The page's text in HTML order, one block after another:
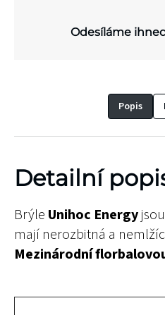
Odesíláme
Popis
Detailní
Brýle Unihoc Energy
mají nerozbitná a
Mezinárodní